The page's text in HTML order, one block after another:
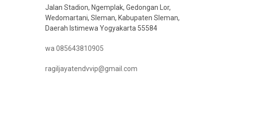
Jalan Stadion, Ngemplak, Gedongan Lor,
Wedomartani, Sleman, Kabupaten Sleman,
Daerah Istimewa Yogyakarta 55584
wa 085643810905
ragiljayatendvvip@gmail.com